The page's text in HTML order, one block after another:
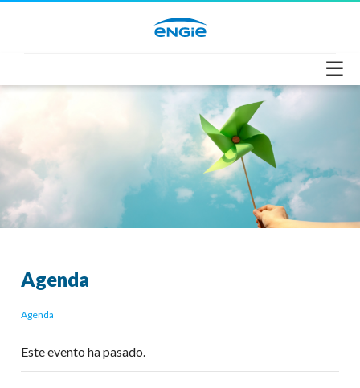
Agenda
Agenda
Este evento ha pasado.